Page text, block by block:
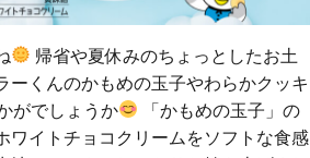
帰省や夏休みのちょっとしたお土
ーくんのかもめの玉子やわらかクッキ
がでしょうか
「かもめの玉子」の
ワイトチョコクリームをソフトな食感